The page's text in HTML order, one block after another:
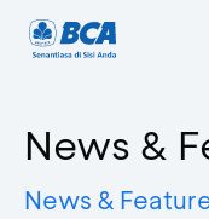
News &
News &